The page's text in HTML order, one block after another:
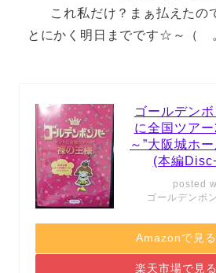
これ私だけ？まぁ払えたの
とにかく明日までです☆～（ゝ
ゴールデン
に全国ツア
～”大阪城ホ
(本編
posted
ゴールデンボ
Amazonで見る
楽天市場で見る